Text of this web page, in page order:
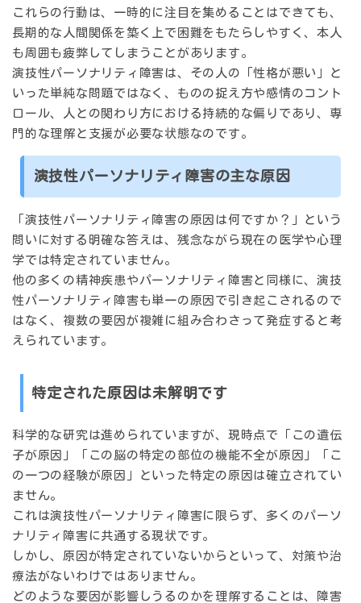
これらの行動は、一時的に注目を集めることはできても、
長期的な人間関係を築く上で困難をもたらしやすく、本人
も周囲も疲弊してしまうことがあります。
演技性パーソナリティ障害は、その人の「性格が悪い」と
いった単純な問題ではなく、 ものの捉え方や感情のコント
ロール、人との関わり方における持続的な偏り であり、専
門的な理解と支援が必要な状態なのです。
演技性パーソナリティ障害の主な原因
「演技性パーソナリティ障害の原因は何ですか？」という
問いに対する明確な答えは、残念ながら現在の医学や心理
学では特定されていません。
他の多くの精神疾患やパーソナリティ障害と同様に、演技
性パーソナリティ障害も単一の原因で引き起こされるので
はなく、 複数の要因が複雑に組み合わさって発症する と考
えられています。
特定された原因は未解明です
科学的な研究は進められていますが、現時点で「この遺伝
子が原因」「この脳の特定の部位の機能不全が原因」「こ
の一つの経験が原因」といった特定の原因は確立されてい
ません。
これは演技性パーソナリティ障害に限らず、多くのパーソ
ナリティ障害に共通する現状です。
しかし、原因が特定されていないからといって、対策や治
療法がないわけではありません。
どのような要因が影響しうるのかを理解することは、
障害